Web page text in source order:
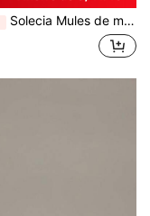
Solecia Mules de mujer color beige con paja a juego, punta cerrada, suela de corcho, para uso casual, con hebilla de anillo metálico